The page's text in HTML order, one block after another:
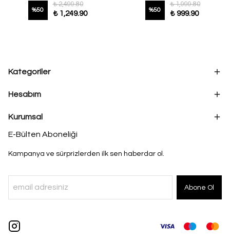
%50
₺ 2,499.80
₺ 1,249.90 %50
₺ 1,999.80
₺ 999.90
Kategoriler
Hesabım
Kurumsal
E-Bülten Aboneliği
Kampanya ve sürprizlerden ilk sen haberdar ol.
Abone Ol